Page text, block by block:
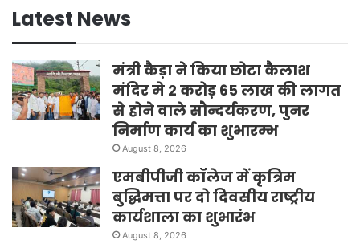
Latest News
मंत्री कैड़ा ने किया छोटा कैलाश
मंदिर मे 2 करोड़ 65 लाख की लागत
से होने वाले सौन्दर्यकरण, पुनर
निर्माण कार्य का शुभारम्भ
August 8, 2026
एमबीपीजी कॉलेज में कृत्रिम
बुद्धिमत्ता पर दो दिवसीय राष्ट्रीय
कार्यशाला का शुभारंभ
August 8, 2026